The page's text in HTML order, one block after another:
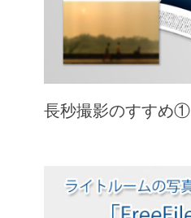
長秒撮影のすすめ①